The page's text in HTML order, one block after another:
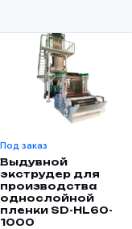
Под заказ
Выдувной
экструдер для
производства
однослойной
пленки SD-HL60-
1000